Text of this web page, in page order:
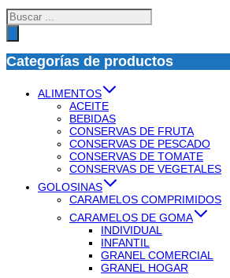
Búsqueda
de
productos
Categorías de productos
ALIMENTOS
ACEITE
BEBIDAS
CONSERVAS DE FRUTA
CONSERVAS DE PESCADO
CONSERVAS DE TOMATE
CONSERVAS DE VEGETALES
GOLOSINAS
CARAMELOS COMPRIMIDOS
CARAMELOS DE GOMA
INDIVIDUAL
INFANTIL
GRANEL COMERCIAL
GRANEL HOGAR